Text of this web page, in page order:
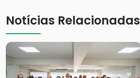
Notícias Relacionadas